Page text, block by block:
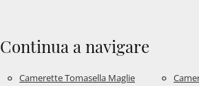
Continua a navigare
Camerette Tomasella Maglie